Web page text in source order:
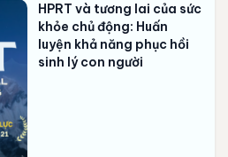
HPRT và tương lai của sức
khỏe chủ động: Huấn
luyện khả năng phục hồi
sinh lý con người